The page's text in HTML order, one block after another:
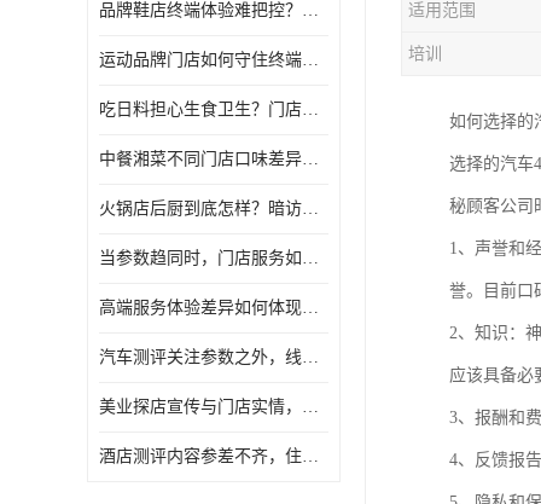
金融行业神秘顾客
服装行业神秘顾客暗访
品牌鞋店终端体验难把控？第三方巡查筑牢品质防线
运动品牌门店如何守住终端标准？第三方巡查正在成为品牌“标配”
吃日料担心生食卫生？门店操作细节值得更多关注
中餐湘菜不同门店口味差异大？暗访视角下的出品真相
火锅店后厨到底怎样？暗访视角下的品控真实一面
当参数趋同时，门店服务如何影响消费者的较终选择？
高端服务体验差异如何体现？品牌或可尝试另一种测评视角
汽车测评关注参数之外，线下门店服务品质如何一同被看见？
美业探店宣传与门店实情，如何缩小差距？
酒店测评内容参差不齐，住宿品牌如何让真实体验被看见？
适用范围
培训
如何选择的
选择的汽车
秘顾客公司
1、声誉和
誉。目前口
2、知识：
应该具备必
3、报酬和
4、反馈报